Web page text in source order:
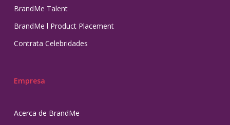
BrandMe Talent
BrandMe l Product Placement
Contrata Celebridades
Empresa
Acerca de BrandMe